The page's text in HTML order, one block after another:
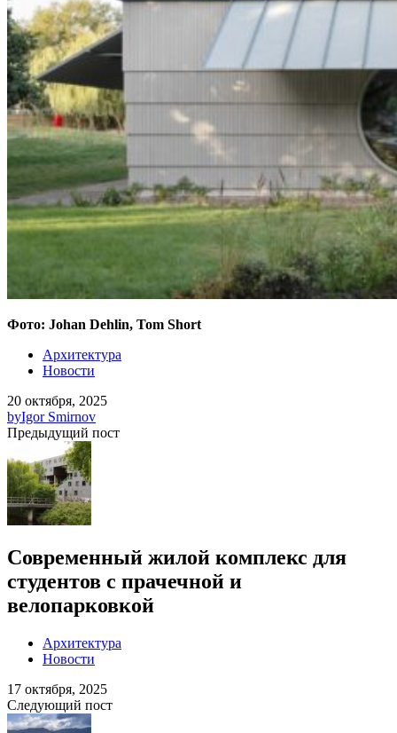
Фото: Johan Dehlin, Tom Short
Архитектура
Новости
20 октября, 2025
byIgor Smirnov
Предыдущий пост
Современный жилой комплекс для
студентов с прачечной и
велопарковкой
Архитектура
Новости
17 октября, 2025
Следующий пост